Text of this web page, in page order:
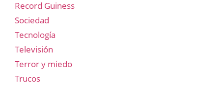
Record Guiness
Sociedad
Tecnología
Televisión
Terror y miedo
Trucos